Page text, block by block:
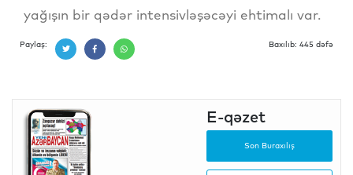
yağışın bir qədər intensivləşəcəyi ehtimalı var.
Paylaş: Baxılıb: 445 dəfə
E-qəzet
Son Buraxılış